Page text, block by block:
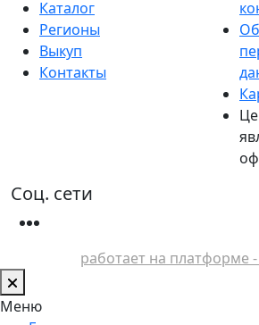
Каталог
Регионы
Выкуп
Контакты
Соц. сети
работает на платформе
Меню